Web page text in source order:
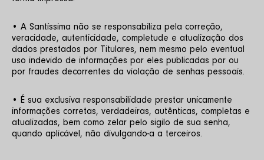
• A Santíssima não se responsabiliza pela correção,
veracidade, autenticidade, completude e atualização dos
dados prestados por Titulares, nem mesmo pelo eventual
uso indevido de informações por eles publicadas por ou
por fraudes decorrentes da violação de senhas pessoais.
• É sua exclusiva responsabilidade prestar unicamente
informações corretas, verdadeiras, autênticas, completas e
atualizadas, bem como zelar pelo sigilo de sua senha,
quando aplicável, não divulgando-a a terceiros.